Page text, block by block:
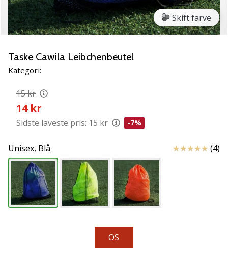
vores
Weplayvolleyball
ambassadør
du
den
hobby
som
os?
Så
os
løbe
sammen.
11. 8. 2022
Skift farve
Taske Cawila Leibchenbeutel
Kategori:
15 kr
14 kr
Sidste laveste pris: 15 kr -7%
Unisex, Blå Anmeldelser
(4)
OS